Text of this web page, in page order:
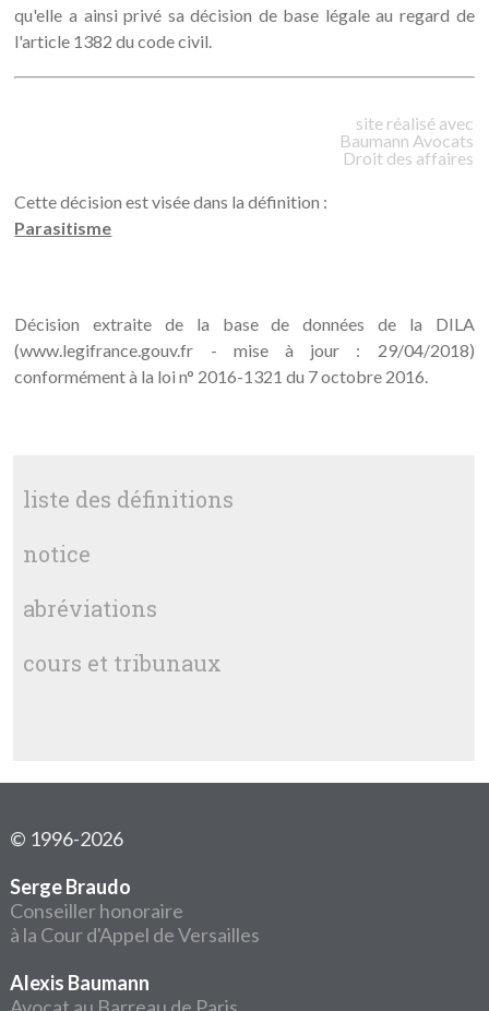
qu'elle a ainsi privé sa décision de base légale au regard de
l'article 1382 du code civil.
site réalisé avec
Baumann Avocats
Droit des affaires
Cette décision est visée dans la définition :
Parasitisme
Décision extraite de la base de données de la DILA
(www.legifrance.gouv.fr - mise à jour : 29/04/2018)
conformément à la loi n° 2016-1321 du 7 octobre 2016.
liste des définitions
notice
abréviations
cours et tribunaux
© 1996-2026
Serge Braudo
Conseiller honoraire
à la Cour d'Appel de Versailles
Alexis Baumann